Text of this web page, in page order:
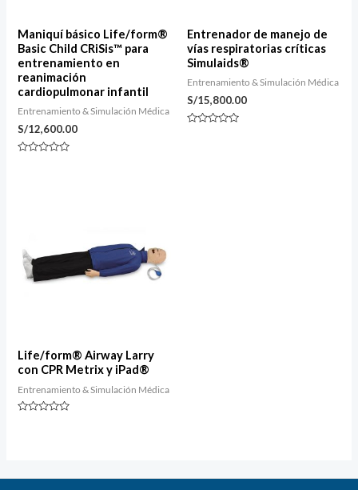
Maniquí básico Life/form®
Basic Child CRiSis™ para
entrenamiento en
reanimación
cardiopulmonar infantil
Entrenamiento & Simulación Médica
S/12,600.00
Entrenador de manejo de
vías respiratorias críticas
Simulaids®
Entrenamiento & Simulación Médica
S/15,800.00
Life/form® Airway Larry
con CPR Metrix y iPad®
Entrenamiento & Simulación Médica